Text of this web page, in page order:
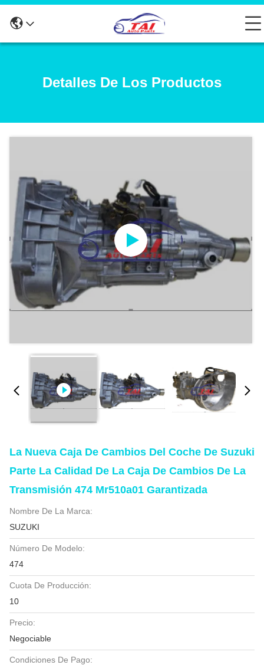
Detalles De Los Productos
La Nueva Caja De Cambios Del Coche De Suzuki
Parte La Calidad De La Caja De Cambios De La
Transmisión 474 Mr510a01 Garantizada
Nombre De La Marca:
SUZUKI
Número De Modelo:
474
Cuota De Producción:
10
Precio:
Negociable
Condiciones De Pago: